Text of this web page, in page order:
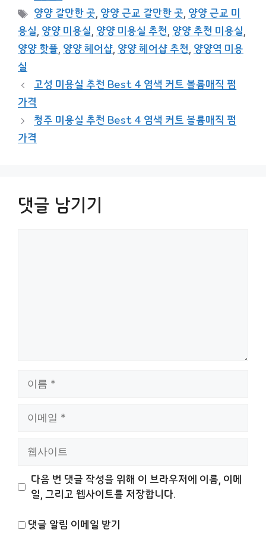
테
고
리
태
그
양양 갈만한 곳, 양양 근교 갈만한 곳, 양양 근교 미
용실, 양양 미용실, 양양 미용실 추천, 양양 추천 미용실,
양양 핫플, 양양 헤어샵, 양양 헤어샵 추천, 양양역 미용
실
고성 미용실 추천 Best 4 염색 커트 볼륨매직 펌
가격
청주 미용실 추천 Best 4 염색 커트 볼륨매직 펌
가격
댓글 남기기
트
다음 번 댓글 작성을 위해 이 브라우저에 이름, 이메
일, 그리고 웹사이트를 저장합니다.
댓글 알림 이메일 받기